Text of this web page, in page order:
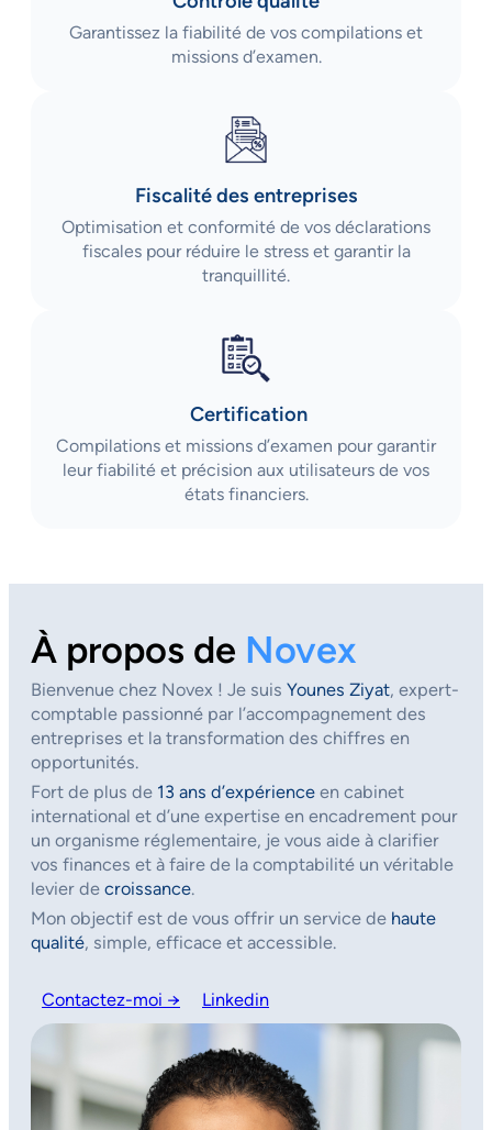
Garantissez la fiabilité de vos compilations et
missions d’examen.
Fiscalité des entreprises
Optimisation et conformité de vos déclarations
fiscales pour réduire le stress et garantir la
tranquillité.
Certification
Compilations et missions d’examen pour garantir
leur fiabilité et précision aux utilisateurs de vos
états financiers.
À propos de Novex
Bienvenue chez Novex ! Je suis Younes Ziyat, expert-
comptable passionné par l’accompagnement des
entreprises et la transformation des chiffres en
opportunités.
Fort de plus de 13 ans d’expérience en cabinet
international et d’une expertise en encadrement pour
un organisme réglementaire, je vous aide à clarifier
vos finances et à faire de la comptabilité un véritable
levier de croissance.
Mon objectif est de vous offrir un service de haute
qualité, simple, efficace et accessible.
Contactez-moi → Linkedin